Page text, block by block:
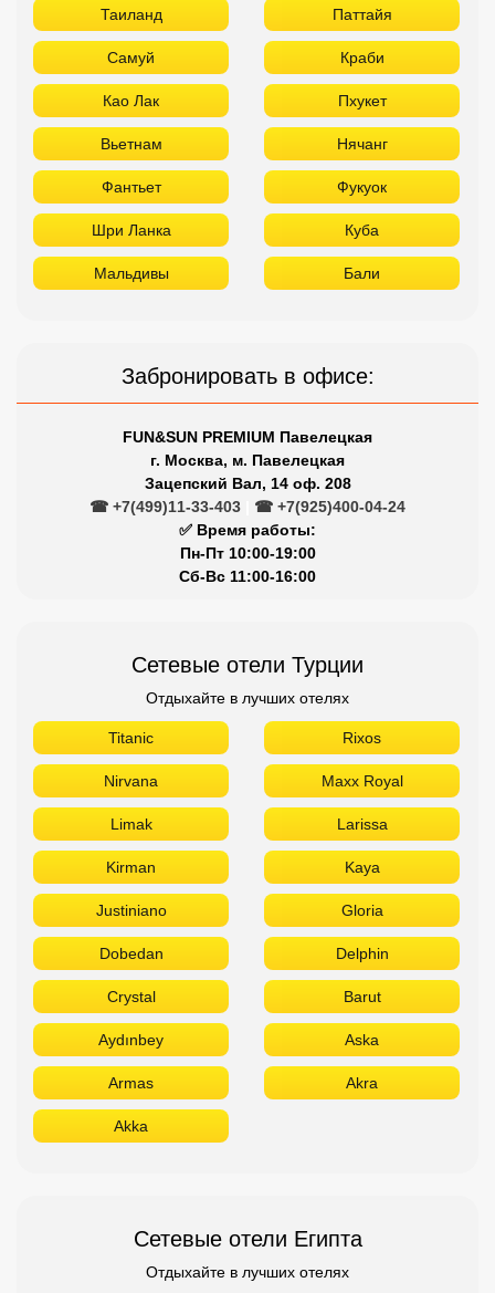
Таиланд Паттайя
Самуй Краби
Као Лак Пхукет
Вьетнам Нячанг
Фантьет Фукуок
Шри Ланка Куба
Мальдивы Бали
Забронировать в офисе:
FUN&SUN PREMIUM Павелецкая
г. Москва, м. Павелецкая
Зацепский Вал, 14 оф. 208
☎ +7(499)11-33-403
☎ +7(925)400-04-24
✅ Время работы:
Пн-Пт 10:00-19:00
Сб-Вс 11:00-16:00
Сетевые отели Турции
Отдыхайте в лучших отелях
Titanic Rixos
Nirvana Maxx Royal
Limak Larissa
Kirman Kaya
Justiniano Gloria
Dobedan Delphin
Crystal Barut
Aydınbey Aska
Armas Akra
Akka
Сетевые отели Египта
Отдыхайте в лучших отелях